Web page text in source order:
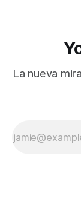
La nueva